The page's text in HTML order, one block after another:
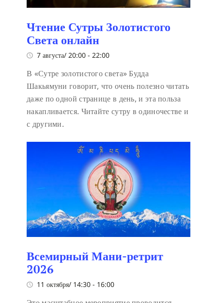
Чтение Сутры Золотистого
Света онлайн
7 августа/ 20:00 - 22:00
В «Сутре золотистого света» Будда
Шакьямуни говорит, что очень полезно читать
даже по одной странице в день, и эта польза
накапливается. Читайте сутру в одиночестве и
с другими.
Всемирный Мани-ретрит
2026
11 октября/ 14:30 - 16:00